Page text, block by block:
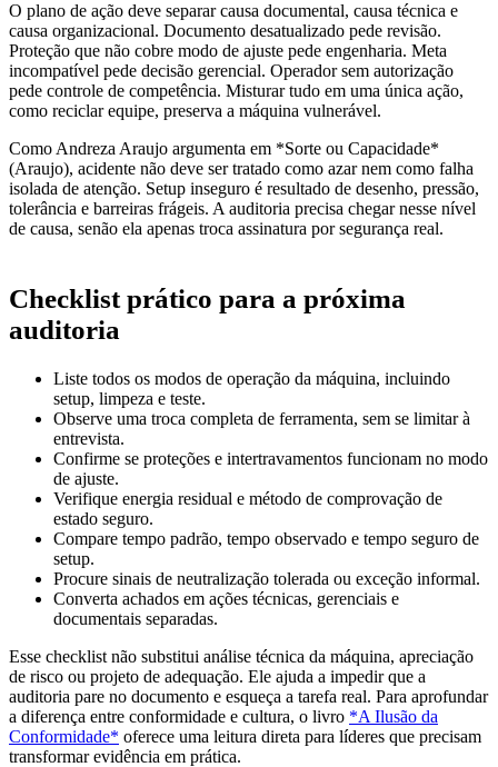
O plano de ação deve separar causa documental, causa técnica e
causa organizacional. Documento desatualizado pede revisão.
Proteção que não cobre modo de ajuste pede engenharia. Meta
incompatível pede decisão gerencial. Operador sem autorização
pede controle de competência. Misturar tudo em uma única ação,
como reciclar equipe, preserva a máquina vulnerável.
Como Andreza Araujo argumenta em *Sorte ou Capacidade*
(Araujo), acidente não deve ser tratado como azar nem como falha
isolada de atenção. Setup inseguro é resultado de desenho, pressão,
tolerância e barreiras frágeis. A auditoria precisa chegar nesse nível
de causa, senão ela apenas troca assinatura por segurança real.
Checklist prático para a próxima
auditoria
Liste todos os modos de operação da máquina, incluindo
setup, limpeza e teste.
Observe uma troca completa de ferramenta, sem se limitar à
entrevista.
Confirme se proteções e intertravamentos funcionam no modo
de ajuste.
Verifique energia residual e método de comprovação de
estado seguro.
Compare tempo padrão, tempo observado e tempo seguro de
setup.
Procure sinais de neutralização tolerada ou exceção informal.
Converta achados em ações técnicas, gerenciais e
documentais separadas.
Esse checklist não substitui análise técnica da máquina, apreciação
de risco ou projeto de adequação. Ele ajuda a impedir que a
auditoria pare no documento e esqueça a tarefa real. Para aprofundar
a diferença entre conformidade e cultura, o livro *A Ilusão da
Conformidade* oferece uma leitura direta para líderes que precisam
transformar evidência em prática.